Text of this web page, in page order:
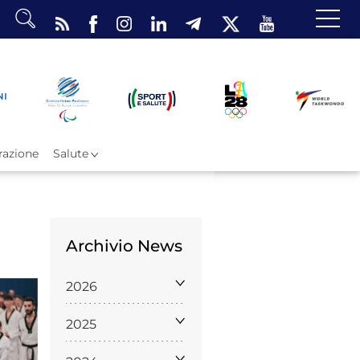
Atleti
e Freestyle
Salute
Archivio News
2026
2025